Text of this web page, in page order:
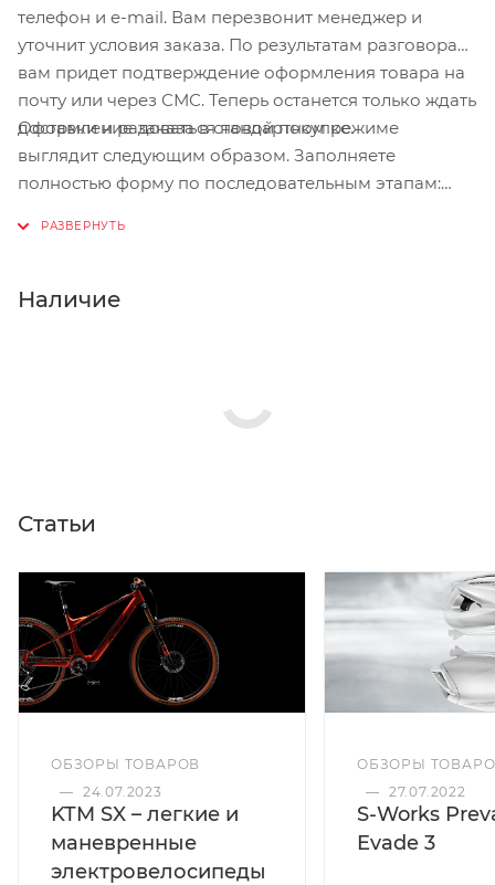
телефон и e-mail. Вам перезвонит менеджер и
уточнит условия заказа. По результатам разговора
вам придет подтверждение оформления товара на
почту или через СМС. Теперь останется только ждать
доставки и радоваться новой покупке.
Оформление заказа в стандартном режиме
выглядит следующим образом. Заполняете
полностью форму по последовательным этапам:
Нажмите кнопку «Оформить заказ».
Наличие
Статьи
ОБЗОРЫ ТОВАРОВ
— 24.07.2023
KTM SX – легкие и
маневренные
электровелосипеды
ОБЗОРЫ
— 27.07.2022
S-Works
Evade 3